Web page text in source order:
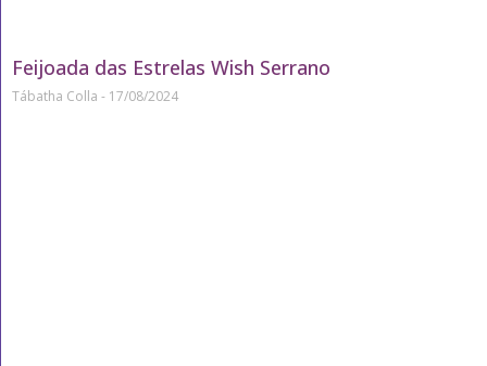
Feijoada das Estrelas Wish Serrano
Tábatha Colla 17/08/2024